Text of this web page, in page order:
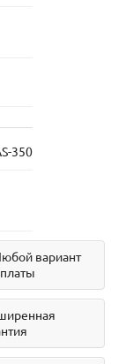
350
вариант